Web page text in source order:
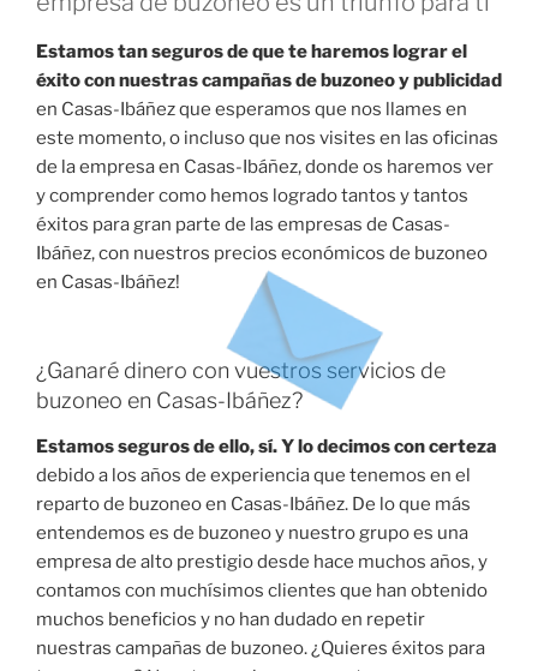
Estamos tan seguros de que te haremos lograr el
éxito con nuestras campañas de buzoneo y publicidad
en Casas-Ibáñez que esperamos que nos llames en
este momento, o incluso que nos visites en las oficinas
de la empresa en Casas-Ibáñez, donde os haremos ver
y comprender como hemos logrado tantos y tantos
éxitos para gran parte de las empresas de Casas-
Ibáñez, con nuestros precios económicos de buzoneo
en Casas-Ibáñez!
¿Ganaré dinero con vuestros servicios de
buzoneo en Casas-Ibáñez?
Estamos seguros de ello, sí. Y lo decimos con certeza
debido a los años de experiencia que tenemos en el
reparto de buzoneo en Casas-Ibáñez. De lo que más
entendemos es de buzoneo y nuestro grupo es una
empresa de alto prestigio desde hace muchos años, y
contamos con muchísimos clientes que han obtenido
muchos beneficios y no han dudado en repetir
nuestras campañas de buzoneo. ¿Quieres éxitos para